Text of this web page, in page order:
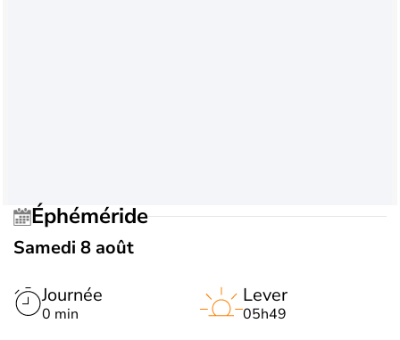
Éphéméride
Samedi 8 août
Journée
0 min
Lever
05h49